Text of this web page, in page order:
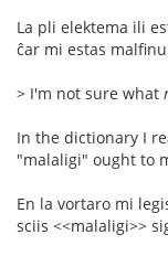
La pli elektema ili
ĉar mi estas
> I'm not sure what
In the dictionary I
"malaligi" ought to
En la vortaro mi
sciis <<malaligi>>